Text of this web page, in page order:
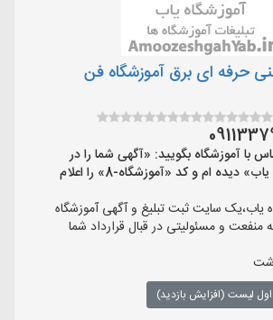
حرفه ای برق آموزشگاه فن
با آموزشگاه بگویید: «آگهی شما را در
سایت «آموزشگاه یاب» دیده ام و کد «آموزشگاه-8» را اعلام
یاب،یک سایت ثبت تبلیغ و آگهی آموزشگاه
و مسئولیتی در قبال قرارداد شما
اول لیست (افزایش بازدید)